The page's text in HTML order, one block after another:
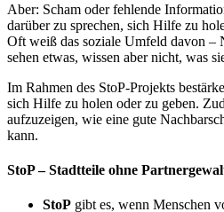
Aber: Scham oder fehlende
darüber zu sprechen, sich Hilfe zu
Oft weiß das soziale Umfeld davon –
sehen etwas, wissen aber nicht, was
Im Rahmen des StoP-Projekts
sich Hilfe zu holen oder zu geben.
aufzuzeigen, wie eine gute
kann.
StoP – Stadtteile ohne
StoP gibt es, wenn Menschen